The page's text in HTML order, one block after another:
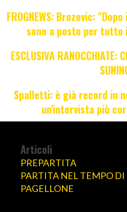
FROGNEWS: Brozovic:
sono a posto per tutto
ESCLUSIVA RANOCCHIATE:
Spalletti: è già record in
un'intervista più
Articoli
PREPARTITA
PARTITA NEL TEMPO DI
PAGELLONE